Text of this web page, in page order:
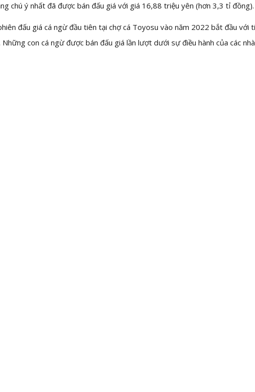
chú ý nhất đã được bán đấu giá với giá 16,88 triệu yên (hơn 3,3 tỉ đồng).
đấu giá cá ngừ đầu tiên tại chợ cá Toyosu vào năm 2022 bắt đầu với
Những con cá ngừ được bán đấu giá lần lượt dưới sự điều hành của các